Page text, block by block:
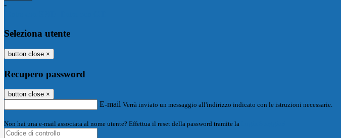
-
Seleziona utente
button close ×
Recupero password
button close ×
E-mail Verrà inviato un messaggio all'indirizzo indicato con le istruzioni necessarie.
Non hai una e-mail associata al nome utente? Effettua il reset della password tramite la